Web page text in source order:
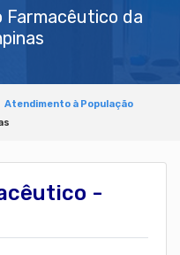
Farmacêutico da
Atendimento à População
-